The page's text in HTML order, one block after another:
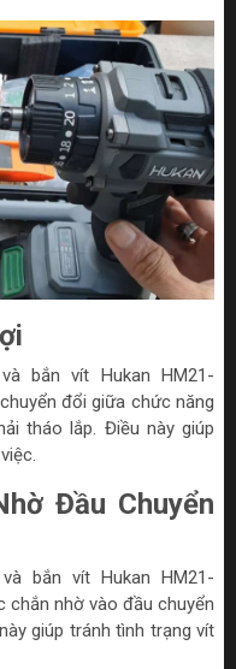
bắn vít Hukan HM21-
đổi giữa chức năng
tháo lắp. Điều này giúp
Đầu Chuyển
bắn vít Hukan HM21-
chắn nhờ vào đầu chuyển
giúp tránh tình trạng vít